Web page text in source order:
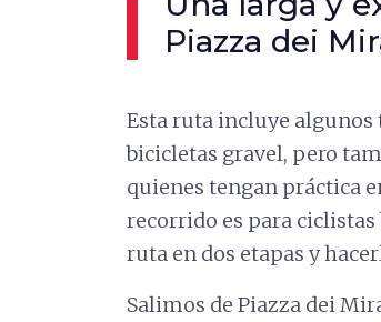
Piazza dei
Esta ruta incluye algunos
bicicletas gravel, pero
quienes tengan práctica
recorrido es para
ruta en dos etapas y
Salimos de Piazza dei